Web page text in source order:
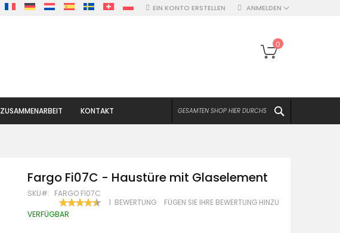
ANMELDEN
EIN KONTO ERSTELLEN
Mein
0
ZUSAMMENARBEIT KONTAKT
Fargo Fi07C - Haustüre mit Glaselement
SKU FARGO FI07C
BEWERTUNG:
90
% OF 100
1 BEWERTUNG FÜGEN SIE IHRE BEWERTUNG HINZU
VERFÜGBAR